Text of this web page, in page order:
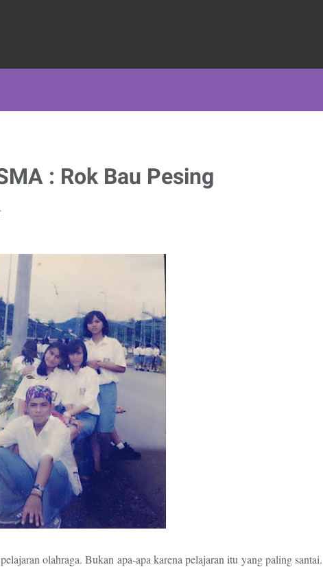
: Rok Bau Pesing
olahraga. Bukan apa-apa karena pelajaran itu yang paling santai.